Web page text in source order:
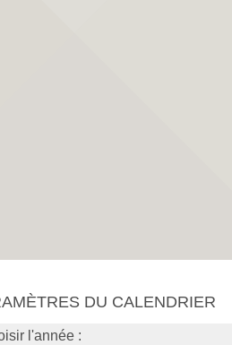
DU CALENDRIER
l'année :